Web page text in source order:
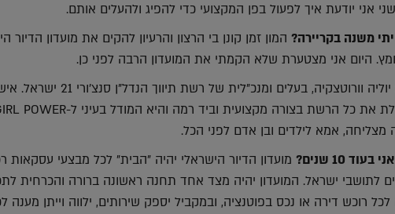
אני יודעת איך לפעול בפן המקצועי כדי להפיג ולהעלים אותם.
משנה בקריירה? המון זמן קונן בי הרצון והרעיון להקים את מועדון הדיור
היום אני מצטערת שלא הקמתי את המועדון הרבה לפני כן.
יוליה וורוטצקיה, בעלים ומנכ"לית של רשת
מצליחה, אמא לילדים ובן אדם לפני הכל.
10 שנים?
מועדון הדיור הישראלי יהיה "הבית" לכל מבצעי עסקאות
לתושבי ישראל. המועדון יהיה מצד אחד תחנה ראשונה ברורה והכרחית
רוכש דירה או נכס בפוטנציה, ובמקביל יספק שירותים, ילווה וייתן מענה